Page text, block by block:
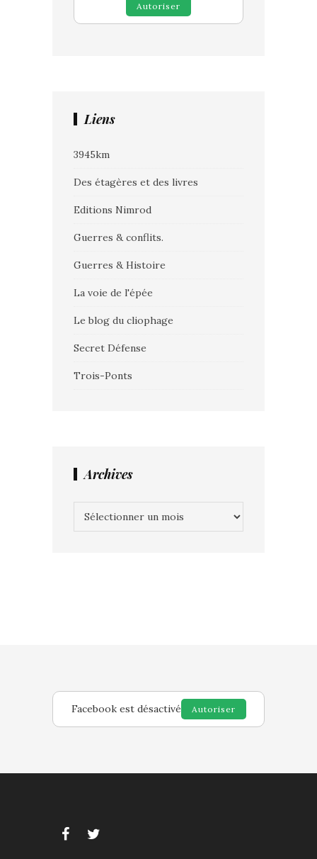
Autoriser
Liens
3945km
Des étagères et des livres
Editions Nimrod
Guerres & conflits.
Guerres & Histoire
La voie de l'épée
Le blog du cliophage
Secret Défense
Trois-Ponts
Archives
Facebook est désactivé Autoriser